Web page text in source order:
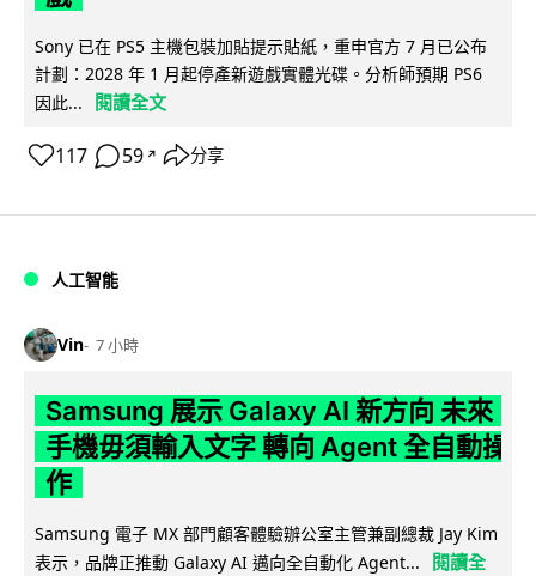
Sony 已在 PS5 主機包裝加貼提示貼紙，重申官方 7 月已公布
計劃：2028 年 1 月起停產新遊戲實體光碟。分析師預期 PS6
因此...
閱讀全文
117 59 ↗ 分享
人工智能
Vin 7 小時
Samsung 展示 Galaxy AI 新方向 未來
手機毋須輸入文字 轉向 Agent 全自動操
作
Samsung 電子 MX 部門顧客體驗辦公室主管兼副總裁 Jay Kim
表示，品牌正推動 Galaxy AI 邁向全自動化 Agent...
閱讀全